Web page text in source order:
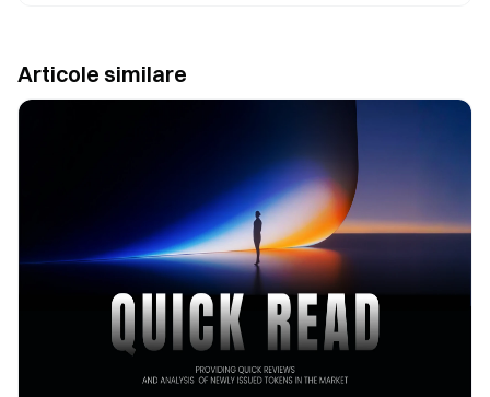
Articole similare